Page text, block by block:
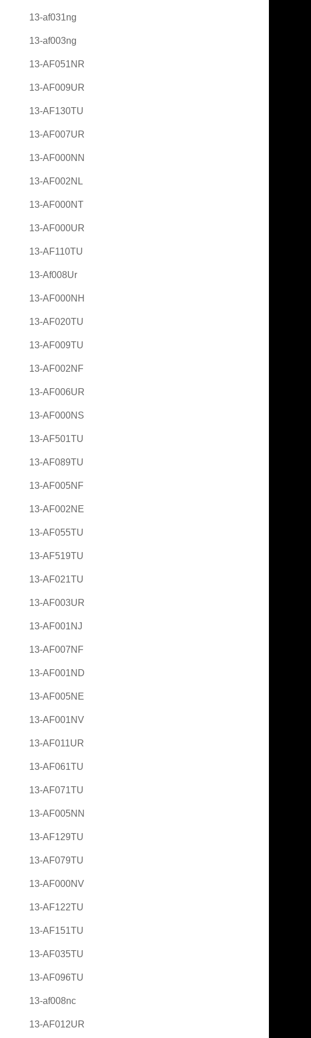
13-af031ng
13-af003ng
13-AF051NR
13-AF009UR
13-AF130TU
13-AF007UR
13-AF000NN
13-AF002NL
13-AF000NT
13-AF000UR
13-AF110TU
13-Af008Ur
13-AF000NH
13-AF020TU
13-AF009TU
13-AF002NF
13-AF006UR
13-AF000NS
13-AF501TU
13-AF089TU
13-AF005NF
13-AF002NE
13-AF055TU
13-AF519TU
13-AF021TU
13-AF003UR
13-AF001NJ
13-AF007NF
13-AF001ND
13-AF005NE
13-AF001NV
13-AF011UR
13-AF061TU
13-AF071TU
13-AF005NN
13-AF129TU
13-AF079TU
13-AF000NV
13-AF122TU
13-AF151TU
13-AF035TU
13-AF096TU
13-af008nc
13-AF012UR